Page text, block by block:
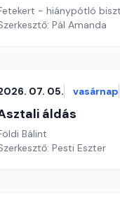
Fetekert -
Pál Amanda
07. 05. vasárnap
áldás
Bálint
Pesti Eszter